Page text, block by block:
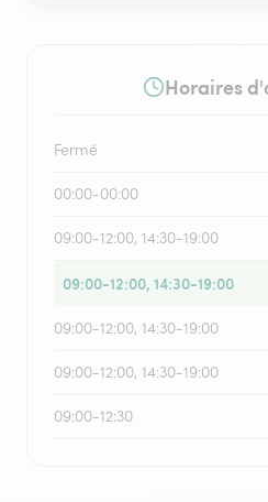
Horaires
Fermé
00:00-00:00
09:00-12:00, 14:30-19:00
09:00-12:00, 14:30-19:00
09:00-12:00, 14:30-19:00
09:00-12:00, 14:30-19:00
09:00-12:30